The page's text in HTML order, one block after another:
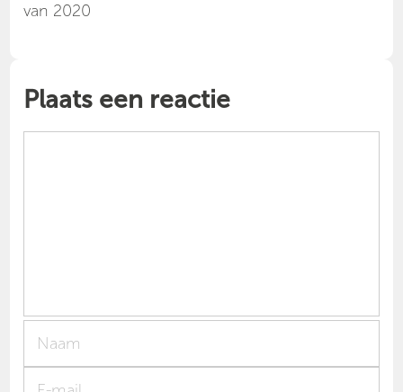
van 2020
Plaats een reactie